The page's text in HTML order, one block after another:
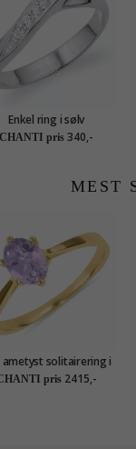
Enkel ring i sølv
CHANTI pris 340,-
MEST
ametyst solitairering i
8 karat guld
pris 2415,-